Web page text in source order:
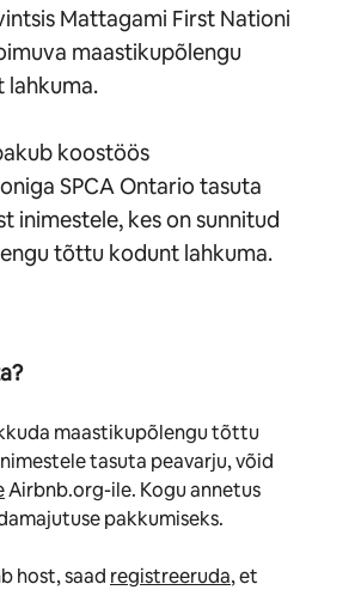
Mattagami First Nationi
maastikupõlengu
koostöös
SPCA Ontario tasuta
inimestele, kes on sunnitud
tõttu kodunt lahkuma.
maastikupõlengu tõttu
tasuta peavarju, võid
Airbnb.org-ile. Kogu annetus
pakkumiseks.
host, saad registreeruda, et